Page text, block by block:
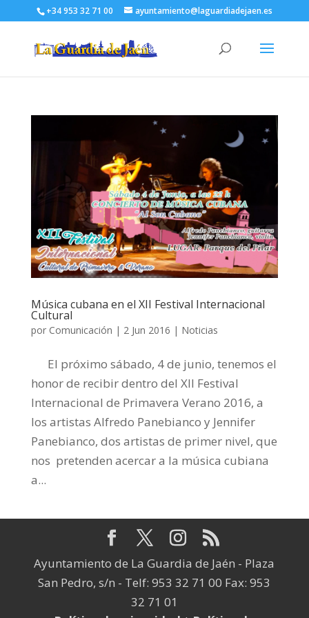
+34 953 32 71 00 ayuntamiento@laguardiadejaen.es
Música cubana en el XII Festival Internacional
Cultural
por Comunicación | 2 Jun 2016 | Noticias
El próximo sábado, 4 de junio, tenemos el
honor de recibir dentro del XII Festival
Internacional de Primavera Verano 2016, a
los artistas Alfredo Panebianco y Jennifer
Panebianco, dos artistas de primer nivel, que
nos pretenden acercar a la música cubiana
a...
Ayuntamiento de La Guardia de Jaén - Plaza
San Pedro, s/n - Telf: 953 32 71 00 Fax: 953
32 71 01